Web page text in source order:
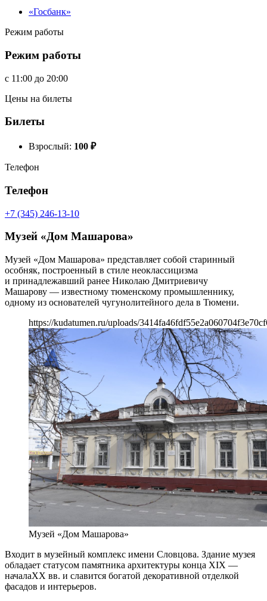
«Госбанк»
Режим работы
Режим работы
c 11:00 до 20:00
Цены на билеты
Билеты
Взрослый: 100 ₽
Телефон
Телефон
+7 (345) 246-13-10
Музей «Дом Машарова»
Музей «Дом Машарова» представляет собой старинный
особняк, построенный в стиле неоклассицизма
и принадлежавший ранее Николаю Дмитриевичу
Машарову — известному тюменскому промышленнику,
одному из основателей чугунолитейного дела в Тюмени.
https://kudatumen.ru/uploads/
Музей «Дом Машарова»
Входит в музейный комплекс имени Словцова. Здание музея
обладает статусом памятника архитектуры конца XIX —
началаXX вв. и славится богатой декоративной отделкой
фасадов и интерьеров.